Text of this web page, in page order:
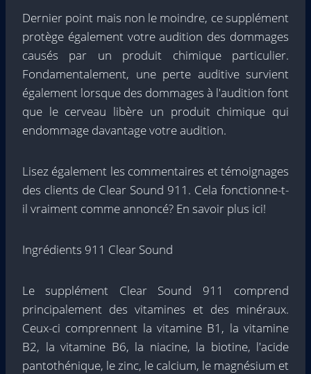
Dernier point mais non le moindre, ce supplément
protège également votre audition des dommages
causés par un produit chimique particulier.
Fondamentalement, une perte auditive survient
également lorsque des dommages à l'audition font
que le cerveau libère un produit chimique qui
endommage davantage votre audition.
Lisez également les commentaires et témoignages
des clients de Clear Sound 911. Cela fonctionne-t-
il vraiment comme annoncé? En savoir plus ici!
Ingrédients 911 Clear Sound
Le supplément Clear Sound 911 comprend
principalement des vitamines et des minéraux.
Ceux-ci comprennent la vitamine B1, la vitamine
B2, la vitamine B6, la niacine, la biotine, l'acide
pantothénique, le zinc, le calcium, le magnésium et